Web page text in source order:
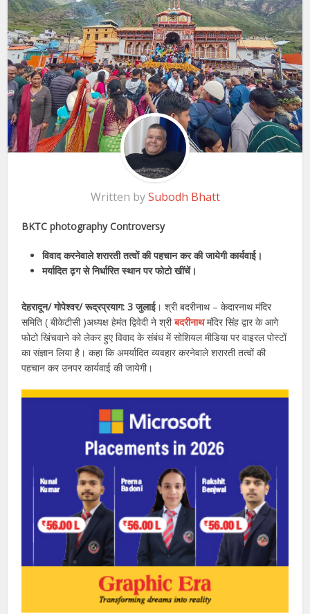
Written bySubodh Bhatt
BKTC photography Controversy
विवाद करनेवाले शरारती तत्वों की पहचान कर की जायेगी कार्यवाई।
मर्यादित ढ़ग से निर्धारित स्थान पर फोटो खींचें।
देहरादून/ गोपेश्वर/ रूद्रप्रयाग: 3 जुलाई। श्री बदरीनाथ – केदारनाथ मंदिर
समिति ( बीकेटीसी )अध्यक्ष हेमंत द्विवेदी ने श्रीबदरीनाथमंदिर सिंह द्वार के आगे
फोटो खिंचवाने को लेकर हुए विवाद के संबंध में सोशियल मीडिया पर वाइरल पोस्टों
का संज्ञान लिया है। कहा कि अमर्यादित व्यवहार करनेवाले शरारती तत्वों की
पहचान कर उनपर कार्यवाई की जायेगी।